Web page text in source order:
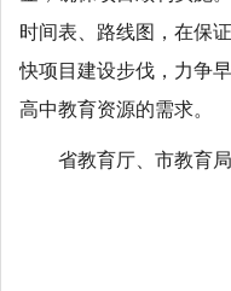
时间表、路线图，在保
快项目建设步伐，力争
高中教育资源的需求。
省教育厅、市教育